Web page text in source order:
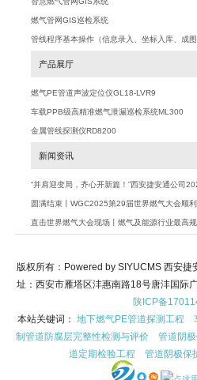
燃气管网GIS巡检系统
管线程序基本操作（信息录入、坐标入库、成图
产品展厅
燃气PE管道声波定位仪GL18-LVR9
车载PPB级高精准燃气泄漏巡检系统ML300
金属管线探测仪RD8200
新闻资讯
“并肩迎变局，齐心开新篇！”西安捷安通公司
圆满结束丨WGC2025第29届世界燃气大会顺
努力加大创新，积极探索行业未来
直击世界燃气大会现场丨燃气及能源行业最高
版权所有：Powered by SIYUCMS 西安捷
址：西安市雁塔区沣惠南路18号唐沣国际
陕ICP备
本站关键词：地下燃气PE管道探测工程
制管道防腐层完整性检测与评价
管道阴
道定期检验工程
管道阴极保